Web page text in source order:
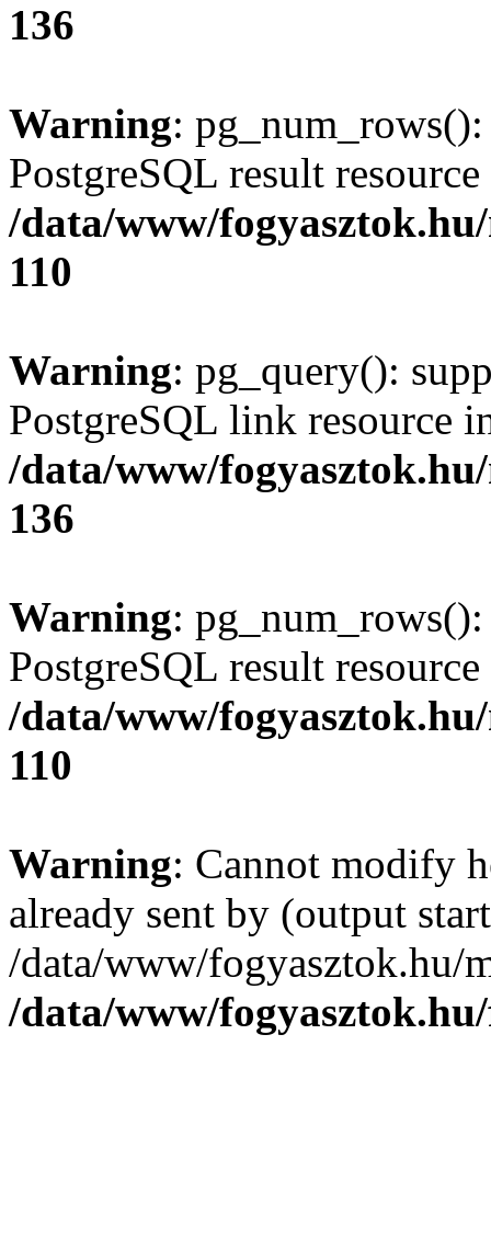
136
Warning:
PostgreSQL result
/data/www/
110
Warning: pg_query():
PostgreSQL link resource
/data/www/
136
Warning:
PostgreSQL result
/data/www/
110
Warning: Cannot modify
already sent by (output
/data/www/fogyasztok.hu/
/data/www/